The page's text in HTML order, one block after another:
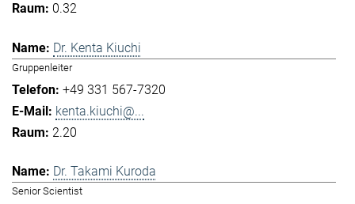
0.32
Dr. Kenta Kiuchi
Gruppenleiter
+49 331 567-7320
kenta.kiuchi@...
2.20
Dr. Takami Kuroda
Senior Scientist